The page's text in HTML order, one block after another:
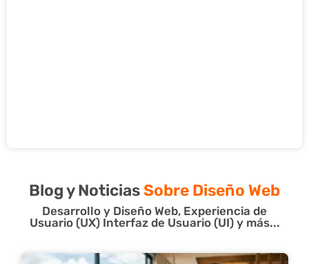
Blog y NoticiasSobre Diseño Web
Desarrollo y Diseño Web, Experiencia de
Usuario (UX) Interfaz de Usuario (UI) y más...